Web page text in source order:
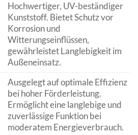
Hochwertiger, UV-beständiger
Kunststoff. Bietet Schutz vor
Korrosion und
Witterungseinflüssen,
gewährleistet Langlebigkeit im
Außeneinsatz.
Ausgelegt auf optimale Effizienz
bei hoher Förderleistung.
Ermöglicht eine langlebige und
zuverlässige Funktion bei
moderatem Energieverbrauch.